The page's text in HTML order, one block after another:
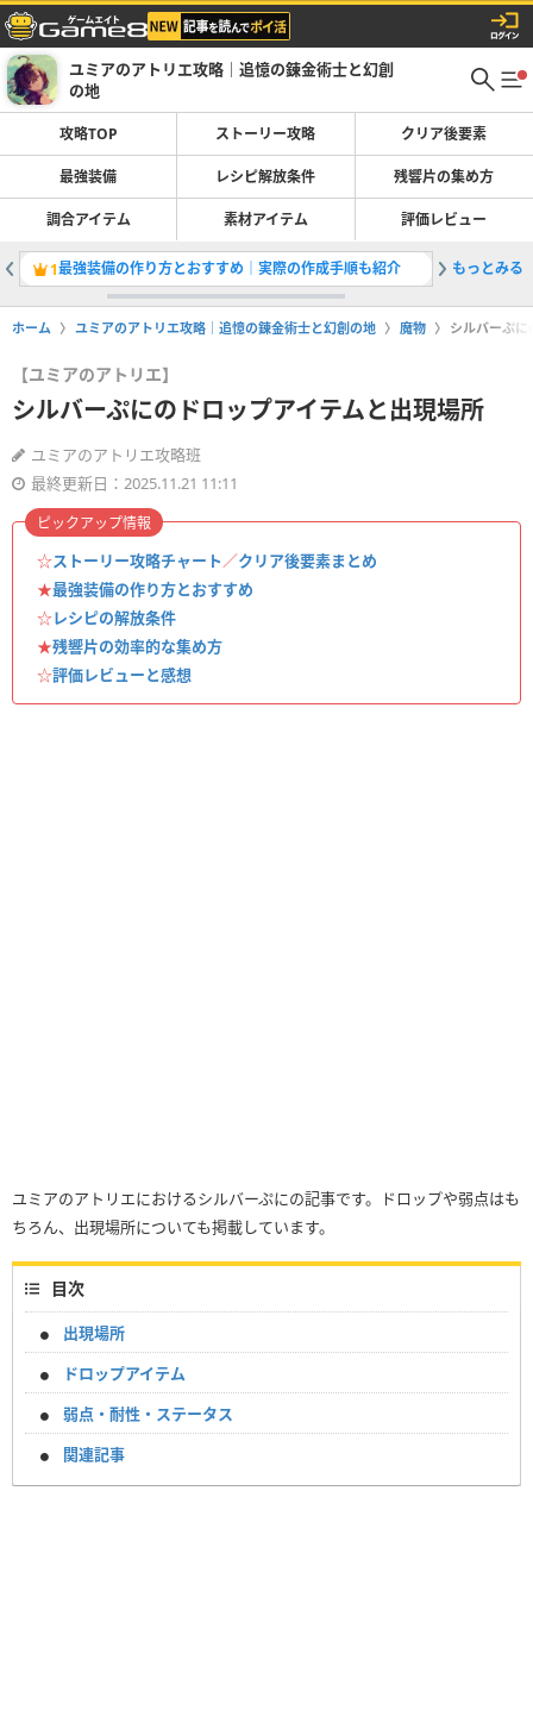
ユミアのアトリエ攻略｜追憶の錬金術士と幻創
の地
攻略TOP ストーリー攻略 クリア後要素
最強装備 レシピ解放条件 残響片の集め方
調合アイテム 素材アイテム 評価レビュー
1最強装備の作り方とおすすめ｜実際の作成手順も紹介 2エッセ
もっとみる
ホーム ユミアのアトリエ攻略｜追憶の錬金術士と幻創の地 魔物 シルバーぷ
【ユミアのアトリエ】
シルバーぷにのドロップアイテムと出現場所
ユミアのアトリエ攻略班
最終更新日：2025.11.21 11:11
☆ストーリー攻略チャート／クリア後要素まとめ
★最強装備の作り方とおすすめ
☆レシピの解放条件
★残響片の効率的な集め方
☆評価レビューと感想
ピックアップ情報
ユミアのアトリエにおけるシルバーぷにの記事です。ドロップや弱点はも
ちろん、出現場所についても掲載しています。
目次
出現場所
ドロップアイテム
弱点・耐性・ステータス
関連記事